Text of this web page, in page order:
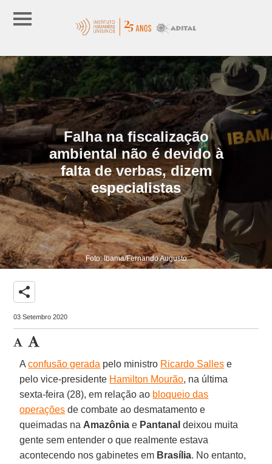
Falha na fiscalização
ambiental não é devido à
falta de verbas, dizem
especialistas
Foto: Ibama/Fernando Augusto
share
03 Setembro 2020
Aconfusão gerada pelo ministro Ricardo Salles e
pelo vice-presidente Hamilton Mourão, na última
sexta-feira (28), em relação ao bloqueio das
operações de combate ao desmatamento e
queimadas na Amazônia e Pantanal deixou muita
gente sem entender o que realmente estava
acontecendo nos gabinetes em Brasília. No entanto,